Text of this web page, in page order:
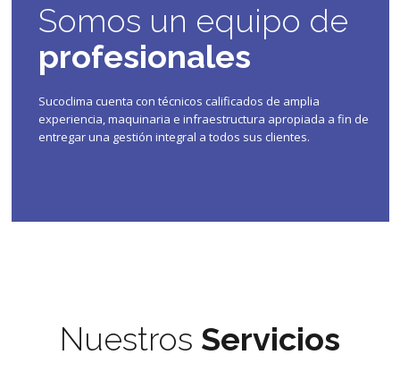
Somos un equipo de
profesionales
Sucoclima cuenta con técnicos calificados de amplia
experiencia, maquinaria e infraestructura apropiada a fin de
entregar una gestión integral a todos sus clientes.
Nuestros Servicios